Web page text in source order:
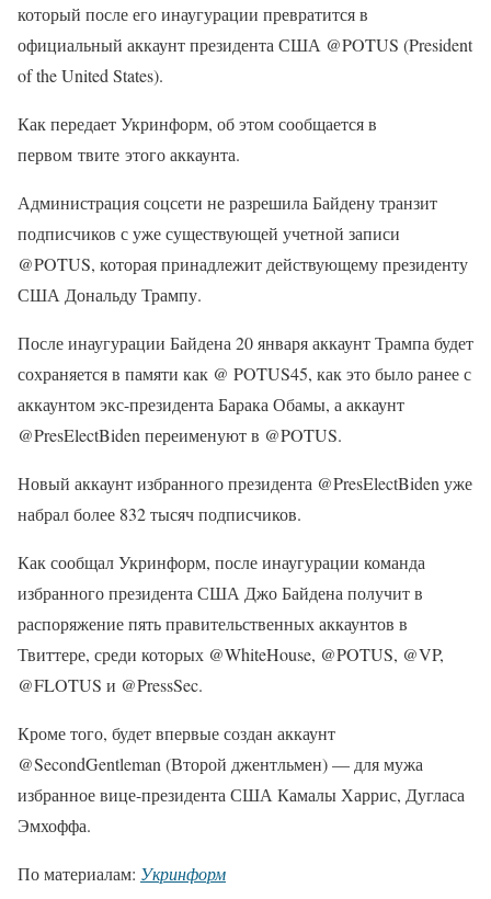
который после его инаугурации превратится в
официальный аккаунт президента США @POTUS (President
of the United States).
Как передает Укринформ, об этом сообщается в
первом твите этого аккаунта.
Администрация соцсети не разрешила Байдену транзит
подписчиков с уже существующей учетной записи
@POTUS, которая принадлежит действующему президенту
США Дональду Трампу.
После инаугурации Байдена 20 января аккаунт Трампа будет
сохраняется в памяти как @ POTUS45, как это было ранее с
аккаунтом экс-президента Барака Обамы, а аккаунт
@PresElectBiden переименуют в @POTUS.
Новый аккаунт избранного президента @PresElectBiden уже
набрал более 832 тысяч подписчиков.
Как сообщал Укринформ, после инаугурации команда
избранного президента США Джо Байдена получит в
распоряжение пять правительственных аккаунтов в
Твиттере, среди которых @WhiteHouse, @POTUS, @VP,
@FLOTUS и @PressSec.
Кроме того, будет впервые создан аккаунт
@SecondGentleman (Второй джентльмен) — для мужа
избранное вице-президента США Камалы Харрис, Дугласа
Эмхоффа.
По материалам: Укринформ